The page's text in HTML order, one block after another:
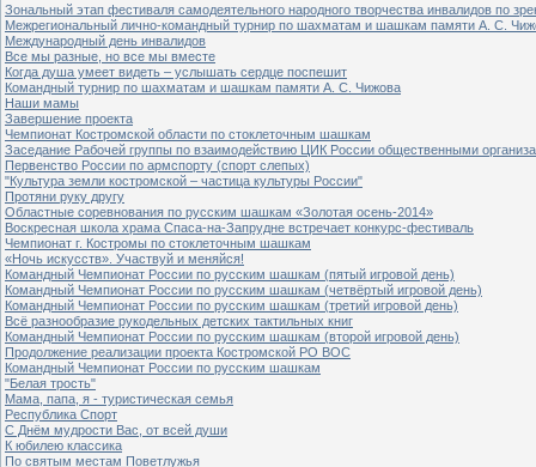
Зональный этап фестиваля самодеятельного народного творчества инвалидов по
Межрегиональный лично-командный турнир по шахматам и шашкам памяти А. С.
Международный день инвалидов
Все мы разные, но все мы вместе
Когда душа умеет видеть – услышать сердце поспешит
Командный турнир по шахматам и шашкам памяти А. С. Чижова
Наши мамы
Завершение проекта
Чемпионат Костромской области по стоклеточным шашкам
Заседание Рабочей группы по взаимодействию ЦИК России общественными
Первенство России по армспорту (спорт слепых)
"Культура земли костромской – частица культуры России"
Протяни руку другу
Областные соревнования по русским шашкам «Золотая осень-2014»
Воскресная школа храма Спаса-на-Запрудне встречает конкурс-фестиваль
Чемпионат г. Костромы по стоклеточным шашкам
«Ночь искусств». Участвуй и меняйся!
Командный Чемпионат России по русским шашкам (пятый игровой день)
Командный Чемпионат России по русским шашкам (четвёртый игровой день)
Командный Чемпионат России по русским шашкам (третий игровой день)
Всё разнообразие рукодельных детских тактильных книг
Командный Чемпионат России по русским шашкам (второй игровой день)
Продолжение реализации проекта Костромской РО ВОС
Командный Чемпионат России по русским шашкам
"Белая трость"
Мама, папа, я - туристическая семья
Республика Спорт
С Днём мудрости Вас, от всей души
К юбилею классика
По святым местам Поветлужья